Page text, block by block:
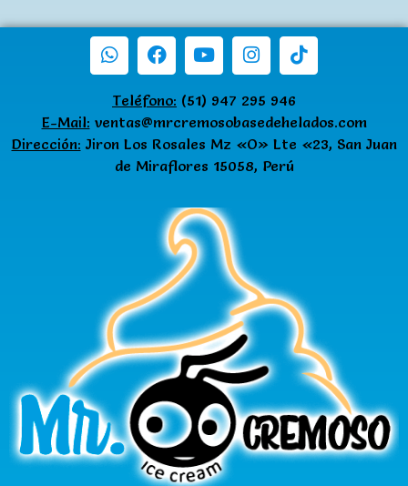
Teléfono: (51) 947 295 946
E-Mail: ventas@mrcremosobasedehelados.com
Dirección: Jiron Los Rosales Mz «O» Lte «23, San Juan
de Miraflores 15058, Perú